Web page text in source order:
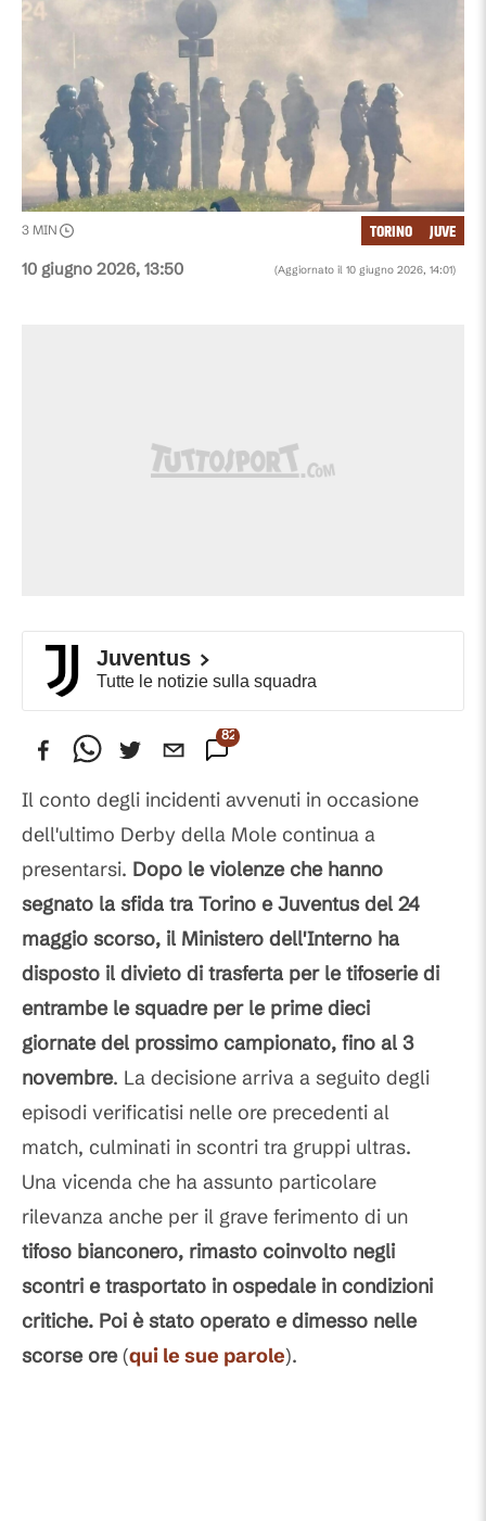
10 giugno 2026, 13:50 (Aggiornato il 10 giugno 2026, 14:01)
3 MIN JUVE
TORINO
Juventus
Tutte le notizie sulla squadra
82
Il conto degli incidenti avvenuti in occasione
dell'ultimo Derby della Mole continua a
presentarsi. Dopo le violenze che hanno
segnato la sfida tra Torino e Juventus del 24
maggio scorso, il Ministero dell'Interno ha
disposto il divieto di trasferta per le tifoserie di
entrambe le squadre per le prime dieci
giornate del prossimo campionato, fino al 3
novembre. La decisione arriva a seguito degli
episodi verificatisi nelle ore precedenti al
match, culminati in scontri tra gruppi ultras.
Una vicenda che ha assunto particolare
rilevanza anche per il grave ferimento di un
tifoso bianconero, rimasto coinvolto negli
scontri e trasportato in ospedale in condizioni
critiche. Poi è stato operato e dimesso nelle
scorse ore(qui le sue parole).